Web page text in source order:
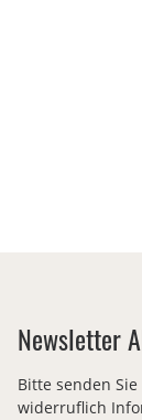
Newsletter
Bitte senden
widerruflich